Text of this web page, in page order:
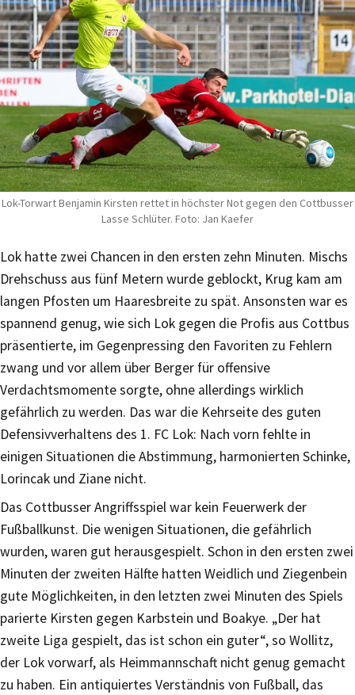
Lok-Torwart Benjamin Kirsten rettet in höchster Not gegen den Cottbusser
Lasse Schlüter. Foto: Jan Kaefer
Lok hatte zwei Chancen in den ersten zehn Minuten. Mischs
Drehschuss aus fünf Metern wurde geblockt, Krug kam am
langen Pfosten um Haaresbreite zu spät. Ansonsten war es
spannend genug, wie sich Lok gegen die Profis aus Cottbus
präsentierte, im Gegenpressing den Favoriten zu Fehlern
zwang und vor allem über Berger für offensive
Verdachtsmomente sorgte, ohne allerdings wirklich
gefährlich zu werden. Das war die Kehrseite des guten
Defensivverhaltens des 1. FC Lok: Nach vorn fehlte in
einigen Situationen die Abstimmung, harmonierten Schinke,
Lorincak und Ziane nicht.
Das Cottbusser Angriffsspiel war kein Feuerwerk der
Fußballkunst. Die wenigen Situationen, die gefährlich
wurden, waren gut herausgespielt. Schon in den ersten zwei
Minuten der zweiten Hälfte hatten Weidlich und Ziegenbein
gute Möglichkeiten, in den letzten zwei Minuten des Spiels
parierte Kirsten gegen Karbstein und Boakye. „Der hat
zweite Liga gespielt, das ist schon ein guter“, so Wollitz,
der Lok vorwarf, als Heimmannschaft nicht genug gemacht
zu haben. Ein antiquiertes Verständnis von Fußball, das